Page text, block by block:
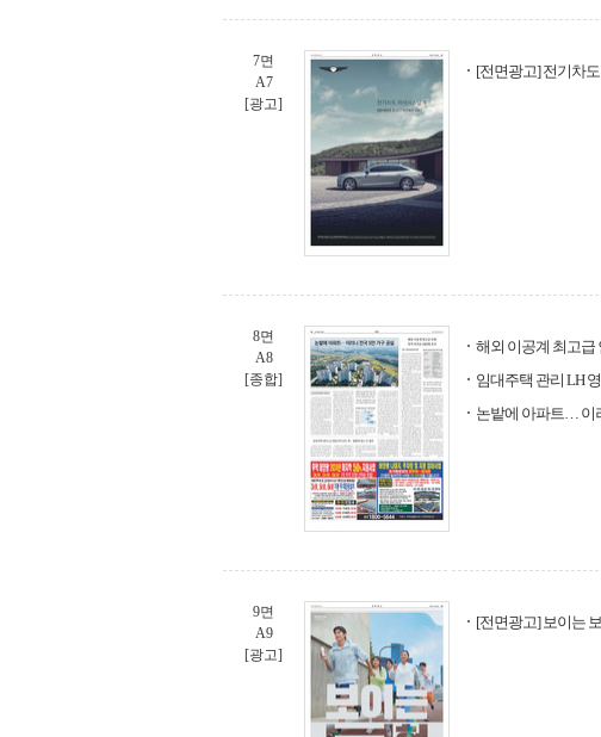
7면
A7
[광고]
[전면광고] 전기차도
8면
A8
[종합]
해외 이공계 최고급
임대주택 관리 LH
논밭에 아파트… 이
9면
A9
[광고]
[전면광고] 보이는